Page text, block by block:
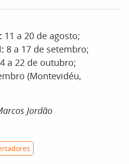
11 a 20 de agosto;
8 a 17 de setembro;
a 22 de outubro;
(Montevidéu,
Jordão